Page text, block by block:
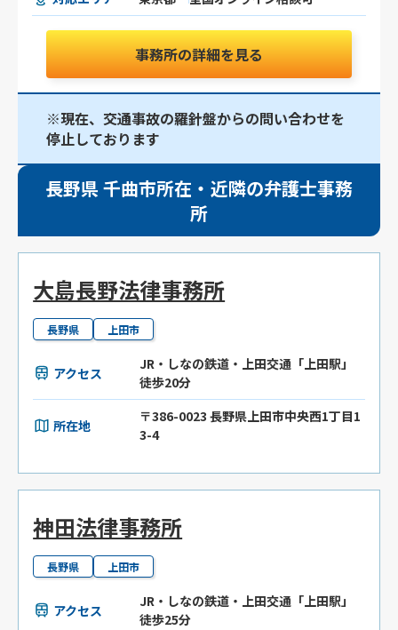
事務所の詳細を見る
※現在、交通事故の羅針盤からの問い合わせを
停止しております
長野県 千曲市所在・近隣の弁護士事務
所
大島長野法律事務所
長野県 上田市
アクセス
JR・しなの鉄道・上田交通「上田駅」
徒歩20分
所在地
〒386-0023 長野県上田市中央西1丁目1
3-4
神田法律事務所
長野県 上田市
アクセス
JR・しなの鉄道・上田交通「上田駅」
徒歩25分